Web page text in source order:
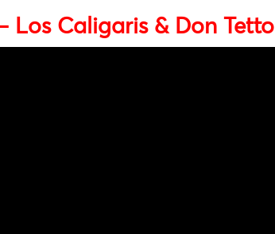
– Los Caligaris & Don Tetto